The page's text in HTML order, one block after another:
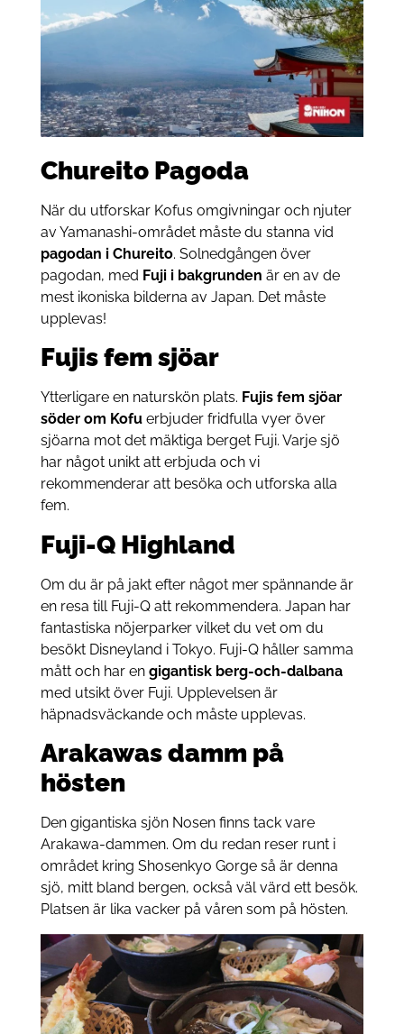
Chureito Pagoda
När du utforskar Kofus omgivningar och njuter
av Yamanashi-området måste du stanna vid
pagodan i Chureito. Solnedgången över
pagodan, med Fuji i bakgrunden är en av de
mest ikoniska bilderna av Japan. Det måste
upplevas!
Fujis fem sjöar
Ytterligare en naturskön plats. Fujis fem sjöar
söder om Kofuerbjuder fridfulla vyer över
sjöarna mot det mäktiga berget Fuji. Varje sjö
har något unikt att erbjuda och vi
rekommenderar att besöka och utforska alla
fem.
Fuji-Q Highland
Om du är på jakt efter något mer spännande är
en resa till Fuji-Q att rekommendera. Japan har
fantastiska nöjerparker vilket du vet om du
besökt Disneyland i Tokyo. Fuji-Q håller samma
mått och har en gigantisk berg-och-dalbana
med utsikt över Fuji. Upplevelsen är
häpnadsväckande och måste upplevas.
Arakawas damm på
hösten
Den gigantiska sjön Nosen finns tack vare
Arakawa-dammen. Om du redan reser runt i
området kring Shosenkyo Gorge så är denna
sjö, mitt bland bergen, också väl värd ett besök.
Platsen är lika vacker på våren som på hösten.